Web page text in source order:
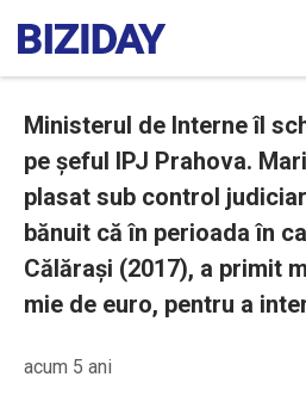
Ministerul de Interne îl
pe șeful IPJ Prahova.
plasat sub control
bănuit că în perioada în
Călărași (2017), a primit
mie de euro, pentru a
acum 5 ani